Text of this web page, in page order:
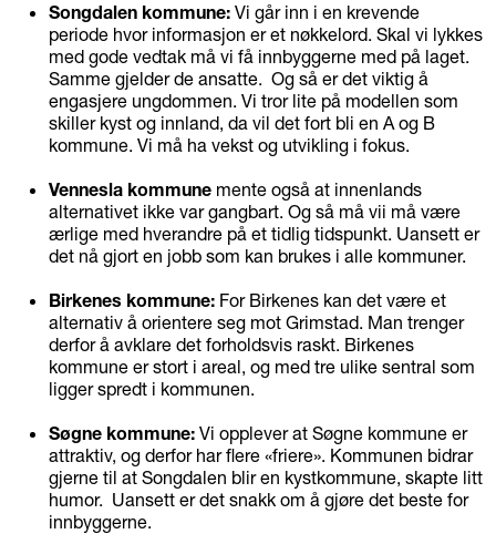
Songdalen kommune: Vi går inn i en krevende
periode hvor informasjon er et nøkkelord. Skal vi lykkes
med gode vedtak må vi få innbyggerne med på laget.
Samme gjelder de ansatte. Og så er det viktig å
engasjere ungdommen. Vi tror lite på modellen som
skiller kyst og innland, da vil det fort bli en A og B
kommune. Vi må ha vekst og utvikling i fokus.
Vennesla kommune mente også at innenlands
alternativet ikke var gangbart. Og så må vii må være
ærlige med hverandre på et tidlig tidspunkt. Uansett er
det nå gjort en jobb som kan brukes i alle kommuner.
Birkenes kommune: For Birkenes kan det være et
alternativ å orientere seg mot Grimstad. Man trenger
derfor å avklare det forholdsvis raskt. Birkenes
kommune er stort i areal, og med tre ulike sentral som
ligger spredt i kommunen.
Søgne kommune: Vi opplever at Søgne kommune er
attraktiv, og derfor har flere «friere». Kommunen bidrar
gjerne til at Songdalen blir en kystkommune, skapte litt
humor. Uansett er det snakk om å gjøre det beste for
innbyggerne.